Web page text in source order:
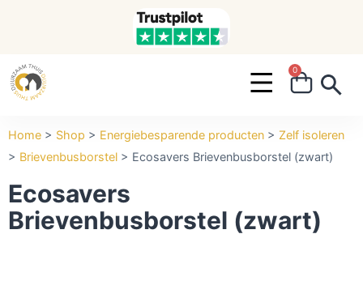
0
Home > Shop > Energiebesparende producten > Zelf isoleren
> Brievenbusborstel > Ecosavers Brievenbusborstel (zwart)
Ecosavers
Brievenbusborstel (zwart)